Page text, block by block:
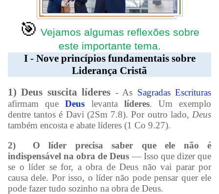
🎯 Vejamos algumas reflexões sobre
este importante tema.
I - Nove princípios fundamentais sobre
Liderança Cristã
1) Deus suscita líderes - As Sagradas Escrituras
afirmam queDeus levanta líderes. Um exemplo
dentre tantos é Davi (2Sm 7.8). Por outro lado, Deus
também encosta e abate líderes (1 Co 9.27).
2)
O líder precisa saber que ele não é
indispensável na obra de Deus — Isso que dizer que
se o líder se for, a obra de Deus não vai parar por
causa dele. Por isso, o líder não pode pensar quer ele
pode fazer tudo sozinho na obra de Deus.